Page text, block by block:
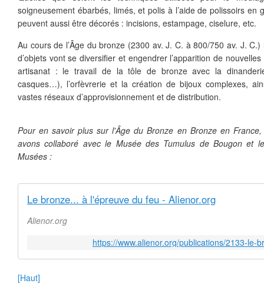
soigneusement ébarbés, limés, et polis à l’aide de polissoirs en
peuvent aussi être décorés : incisions, estampage, ciselure, etc.
Au cours de l’Âge du bronze (2300 av. J. C. à 800/750 av. J.
d’objets vont se diversifier et engendrer l’apparition de
artisanat : le travail de la tôle de bronze avec la
casques…), l’orfèvrerie et la création de bijoux complexes,
vastes réseaux d’approvisionnement et de distribution.
Pour en savoir plus sur l'Âge du Bronze en Bronze en
avons collaboré avec le Musée des Tumulus de Bougon et
Musées :
Le bronze... à l'épreuve du feu - Alienor.org
Alienor.org
https://www.alienor.org/publications/2133-le-
[Haut]